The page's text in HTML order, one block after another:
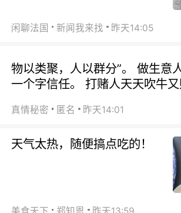
闲聊法国 新闻我来找 昨天14:05
物以类聚，人以群分”。 做生意
一个字信任。 打赌人天天吹牛
真情秘密 匿名 昨天14:01
天气太热，随便搞点吃的！
美食天下 郑知恩 昨天13:59